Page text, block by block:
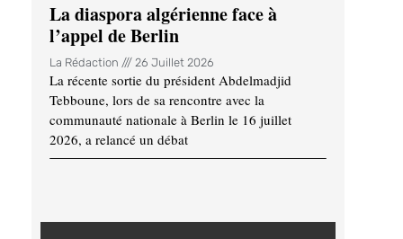
La diaspora algérienne face à
l’appel de Berlin
La Rédaction 26 Juillet 2026
La récente sortie du président Abdelmadjid
Tebboune, lors de sa rencontre avec la
communauté nationale à Berlin le 16 juillet
2026, a relancé un débat